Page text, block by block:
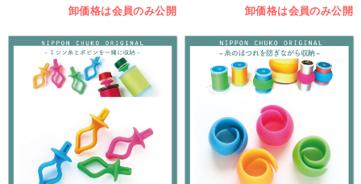
卸価格は会員のみ公開 卸価格は会員のみ公開